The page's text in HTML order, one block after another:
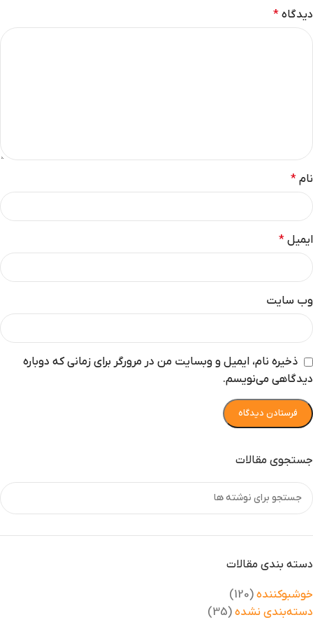
جستجوی مقالات
دسته بندی مقالات
خوشبوکننده (120)
دسته‌بندی نشده (35)
دیدگاه *
نام *
ایمیل *
وب‌ سایت
ذخیره نام، ایمیل و وبسایت من در مرورگر برای زمانی که دوباره
دیدگاهی می‌نویسم.